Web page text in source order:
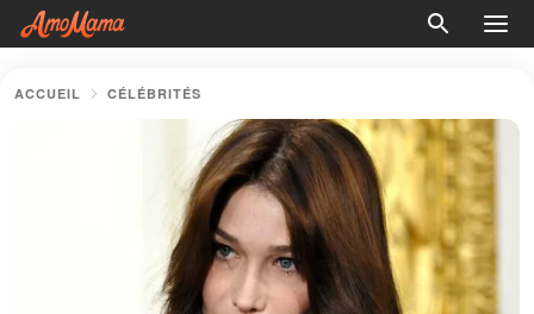
ACCUEIL CÉLÉBRITÉS